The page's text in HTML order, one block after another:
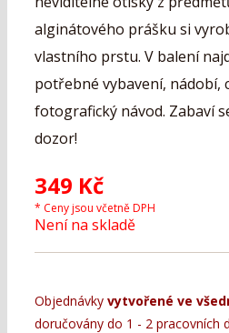
alginátového prášku si
vlastního prstu. V balení
potřebné vybavení, nádobí,
fotografický návod. Zabaví
dozor!
349 Kč
* Ceny jsou včetně DPH
Není na skladě
Objednávky vytvořené ve
doručovány do 1 - 2 pracovních